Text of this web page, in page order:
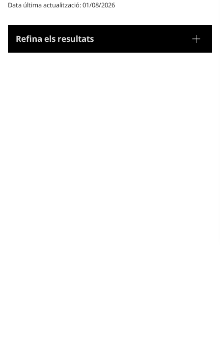
Refina els resultats
Tesaurus
Data última actualització: 01/08/2026